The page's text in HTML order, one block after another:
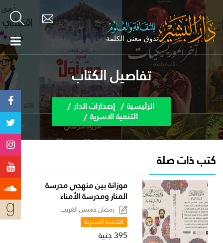
تفاصيل الكتاب
الرئيسية إصدارات الدار
التنمية الاسرية
كتب ذات صلة
موزانة بين منهجي مدرسة
المنار ومدرسة الأمناء
رمضان خميس الغريب
التنمية الاسرية
395 جنية